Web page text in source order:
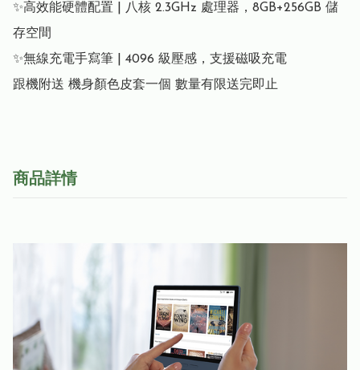
✨高效能硬體配置 | 八核 2.3GHz 處理器，8GB+256GB 儲
存空間
✨無線充電手寫筆 | 4096 級壓感，支援磁吸充電
商品詳情